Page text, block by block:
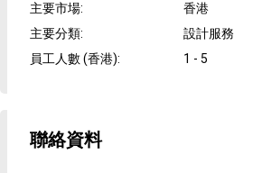
主要市場:
香港
主要分類:
設計服務
員工人數 (香港): 1 - 5
聯絡資料